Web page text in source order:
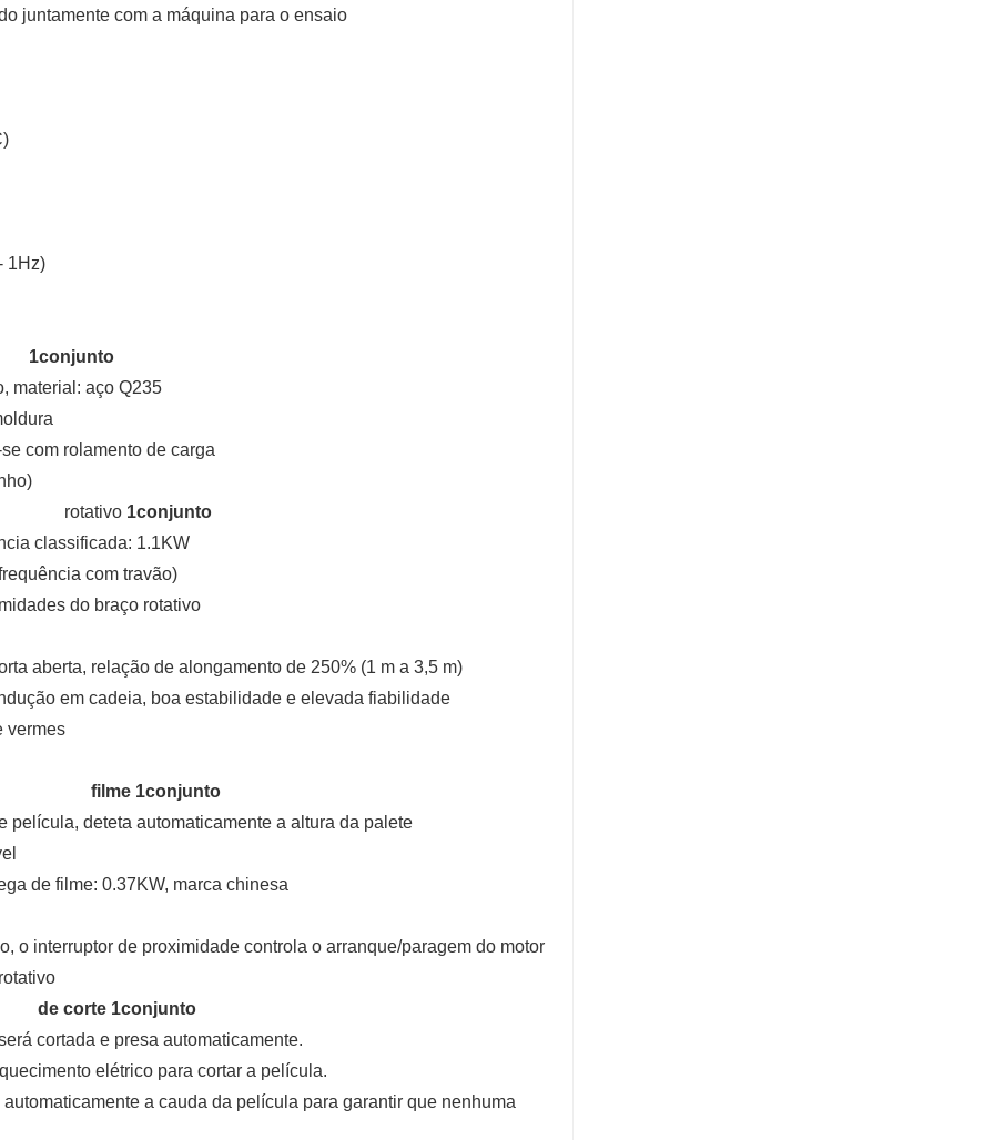
juntamente com a máquina para o ensaio
1Hz)
1conjunto
material: aço Q235
com rolamento de carga
rotativo 1conjunto
classificada: 1.1KW
com travão)
do braço rotativo
aberta, relação de alongamento de 250% (1 m a 3,5 m)
em cadeia, boa estabilidade e elevada fiabilidade
vermes
de filme 1conjunto
película, deteta automaticamente a altura da palete
de filme: 0.37KW, marca chinesa
o interruptor de proximidade controla o arranque/paragem do motor
de corte 1conjunto
cortada e presa automaticamente.
elétrico para cortar a película.
a cauda da película para garantir que nenhuma